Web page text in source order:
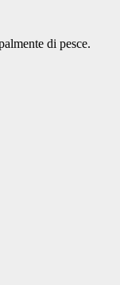
di pesce.